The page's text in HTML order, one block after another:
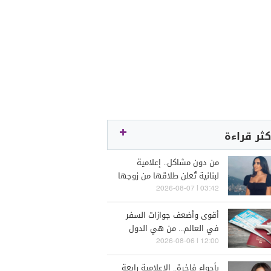
قراءة
من دون مشاكل.. إعلامية
لبنانية تُعلن طلاقها من زوجها
رجل الأعمال
03:42 | 2026-08-07
أقوى وأضعف جوازات السفر
في العالم... من هي الدول
التي تصدّرت الترتيب؟
12:00 | 2026-08-06
بأجواء فاخرة.. الإعلامية رابعة